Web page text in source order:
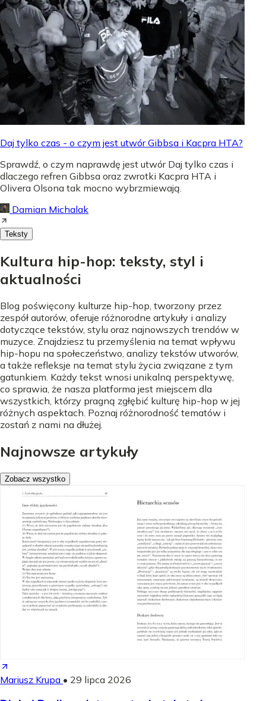
Daj tylko czas - o czym jest utwór Gibbsa i Kacpra HTA?
Sprawdź, o czym naprawdę jest utwór Daj tylko czas i
dlaczego refren Gibbsa oraz zwrotki Kacpra HTA i
Olivera Olsona tak mocno wybrzmiewają.
Damian Michalak
Teksty
Kultura hip-hop: teksty, styl i
aktualności
Blog poświęcony kulturze hip-hop, tworzony przez
zespół autorów, oferuje różnorodne artykuły i analizy
dotyczące tekstów, stylu oraz najnowszych trendów w
muzyce. Znajdziesz tu przemyślenia na temat wpływu
hip-hopu na społeczeństwo, analizy tekstów utworów,
a także refleksje na temat stylu życia związane z tym
gatunkiem. Każdy tekst wnosi unikalną perspektywę,
co sprawia, że nasza platforma jest miejscem dla
wszystkich, którzy pragną zgłębić kulturę hip-hop w jej
różnych aspektach. Poznaj różnorodność tematów i
zostań z nami na dłużej.
Najnowsze artykuły
Zobacz wszystko
Mariusz Krupa • 29 lipca 2026